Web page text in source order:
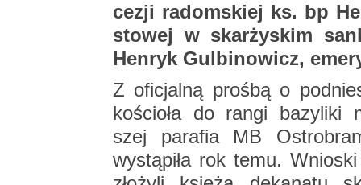
ce­zji ra­dom­skiej ks. bp
sto­wej w skar­ży­skim
Hen­ryk Gul­bi­no­wicz,
Z ofi­cjal­ną proś­bą o
ko­ścio­ła do rangi ba­zy­li­ki
szej pa­ra­fia MB
wy­stą­pi­ła rok temu.